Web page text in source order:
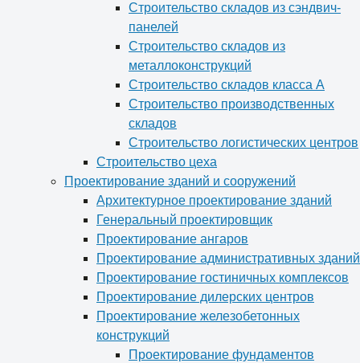
Строительство складов из сэндвич-
панелей
Строительство складов из
металлоконструкций
Строительство складов класса А
Строительство производственных
складов
Строительство логистических центров
Строительство цеха
Проектирование зданий и сооружений
Архитектурное проектирование зданий
Генеральный проектировщик
Проектирование ангаров
Проектирование административных зданий
Проектирование гостиничных комплексов
Проектирование дилерских центров
Проектирование железобетонных
конструкций
Проектирование фундаментов